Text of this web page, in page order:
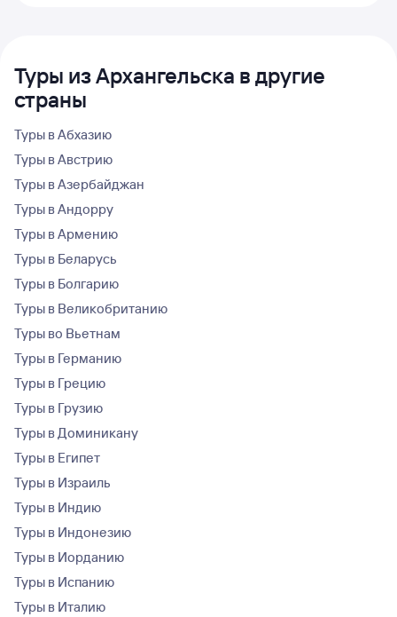
Туры из Архангельска в другие
страны
Туры в Абхазию
Туры в Австрию
Туры в Азербайджан
Туры в Андорру
Туры в Армению
Туры в Беларусь
Туры в Болгарию
Туры в Великобританию
Туры во Вьетнам
Туры в Германию
Туры в Грецию
Туры в Грузию
Туры в Доминикану
Туры в Египет
Туры в Израиль
Туры в Индию
Туры в Индонезию
Туры в Иорданию
Туры в Испанию
Туры в Италию